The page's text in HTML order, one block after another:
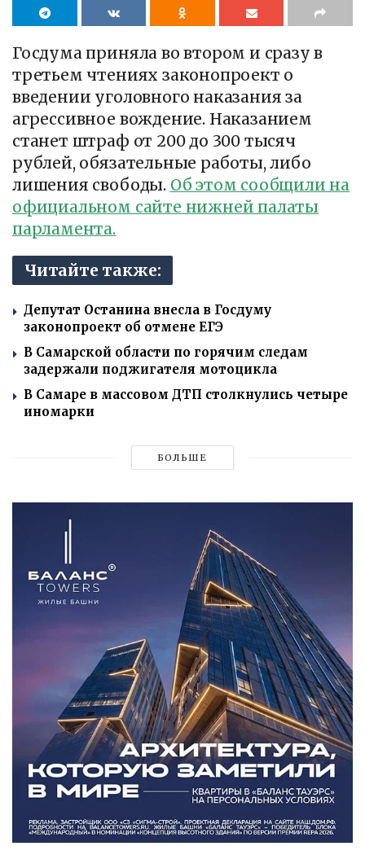
Госдума приняла во втором и сразу в
третьем чтениях законопроект о
введении уголовного наказания за
агрессивное вождение. Наказанием
станет штраф от 200 до 300 тысяч
рублей, обязательные работы, либо
лишения свободы. Об этом сообщили на
официальном сайте нижней палаты
парламента.
Читайте также:
Депутат Останина внесла в Госдуму
законопроект об отмене ЕГЭ
В Самарской области по горячим следам
задержали поджигателя мотоцикла
В Самаре в массовом ДТП столкнулись четыре
иномарки
БОЛЬШЕ